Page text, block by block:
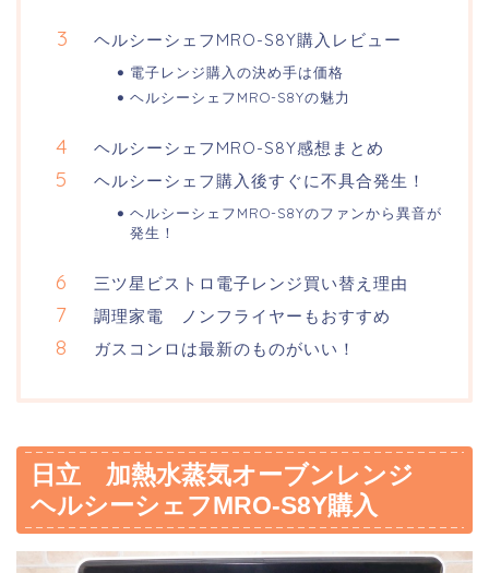
ヘルシーシェフMRO-S8Y購入レビュー
電子レンジ購入の決め手は価格
ヘルシーシェフMRO-S8Yの魅力
ヘルシーシェフMRO-S8Y感想まとめ
ヘルシーシェフ購入後すぐに不具合発生！
ヘルシーシェフMRO-S8Yのファンから異音が
発生！
三ツ星ビストロ電子レンジ買い替え理由
調理家電 ノンフライヤーもおすすめ
ガスコンロは最新のものがいい！
日立 加熱水蒸気オーブンレンジ
ヘルシーシェフMRO-S8Y購入